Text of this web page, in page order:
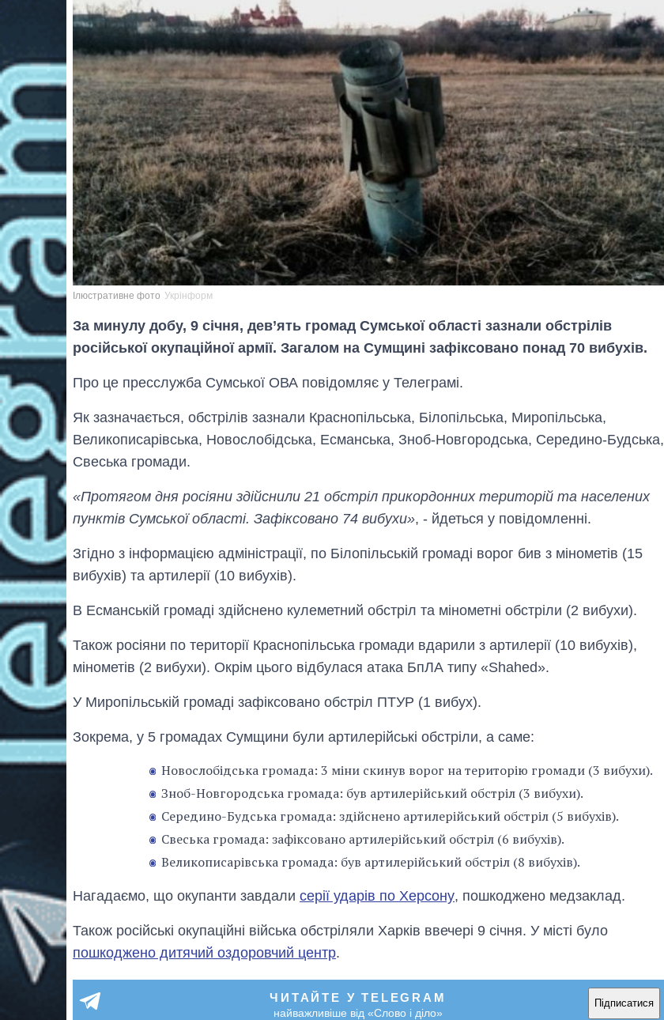
Ілюстративне фото Укрінформ
За минулу добу, 9 січня, дев’ять громад Сумської області зазнали обстрілів
російської окупаційної армії. Загалом на Сумщині зафіксовано понад 70 вибухів.
Про це пресслужба Сумської ОВА повідомляє у Телеграмі.
Як зазначається, обстрілів зазнали Краснопільська, Білопільська, Миропільська,
Великописарівська, Новослобідська, Есманська, Зноб-Новгородська, Середино-Будська,
Свеська громади.
«Протягом дня росіяни здійснили 21 обстріл прикордонних територій та населених
пунктів Сумської області. Зафіксовано 74 вибухи», - йдеться у повідомленні.
Згідно з інформацією адміністрації, по Білопільській громаді ворог бив з мінометів (15
вибухів) та артилерії (10 вибухів).
В Есманській громаді здійснено кулеметний обстріл та мінометні обстріли (2 вибухи).
Також росіяни по території Краснопільська громади вдарили з артилерії (10 вибухів),
мінометів (2 вибухи). Окрім цього відбулася атака БпЛА типу «Shahed».
У Миропільській громаді зафіксовано обстріл ПТУР (1 вибух).
Зокрема, у 5 громадах Сумщини були артилерійські обстріли, а саме:
Новослобідська громада: 3 міни скинув ворог на територію громади (3 вибухи).
Зноб-Новгородська громада: був артилерійський обстріл (3 вибухи).
Середино-Будська громада: здійснено артилерійський обстріл (5 вибухів).
Свеська громада: зафіксовано артилерійський обстріл (6 вибухів).
Великописарівська громада: був артилерійський обстріл (8 вибухів).
Нагадаємо, що окупанти завдали серії ударів по Херсону, пошкоджено медзаклад.
Також російські окупаційні війська обстріляли Харків ввечері 9 січня. У місті було
пошкоджено дитячий оздоровчий центр.
ЧИТАЙТЕ У TELEGRAM
найважливіше від «Слово і діло»
Підписатися